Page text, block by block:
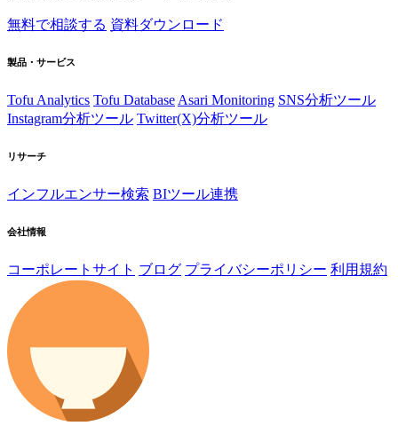
無料で相談する 資料ダウンロード
製品・サービス
Tofu Analytics Tofu Database Asari Monitoring SNS分析ツール
Instagram分析ツール Twitter(X)分析ツール
リサーチ
インフルエンサー検索 BIツール連携
会社情報
コーポレートサイト ブログ プライバシーポリシー 利用規約